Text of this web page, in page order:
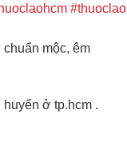
mộc, êm
ở tp.hcm .